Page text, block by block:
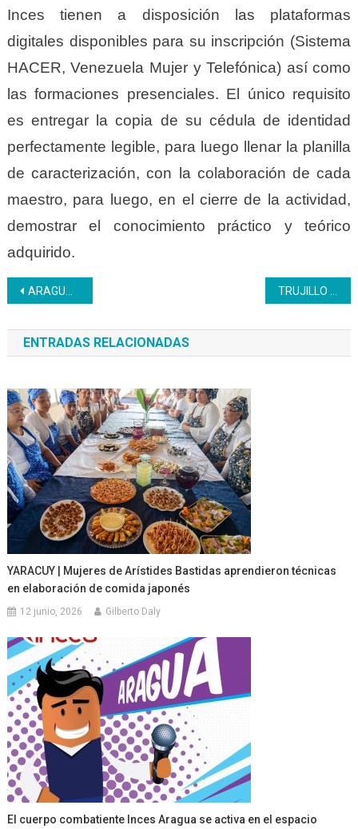
Inces tienen a disposición las plataformas
digitales disponibles para su inscripción (Sistema
HACER, Venezuela Mujer y Telefónica) así como
las formaciones presenciales. El único requisito
es entregar la copia de su cédula de identidad
perfectamente legible, para luego llenar la planilla
de caracterización, con la colaboración de cada
maestro, para luego, en el cierre de la actividad,
demostrar el conocimiento práctico y teórico
adquirido.
Navegación
de
entradas
ARAGUA | En el Inces la cultura es un pilar fundamental para la sociedad. TRUJILLO | Inces realizó una toma de semáforos para promocionar sus opciones formativas.
ENTRADAS RELACIONADAS
YARACUY | Mujeres de Arístides Bastidas aprendieron técnicas
en elaboración de comida japonés
12 junio, 2026 Gilberto Daly
El cuerpo combatiente Inces Aragua se activa en el espacio